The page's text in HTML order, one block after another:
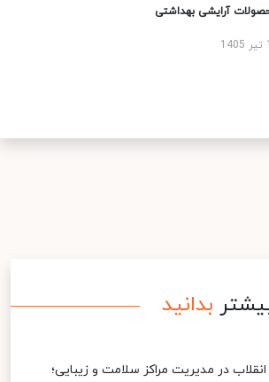
آرایشی بهداشتی
بدانید
انقلاب در مدیریت مراکز سلامت و زیبایی؛